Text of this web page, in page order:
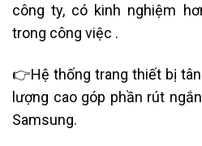
công ty, có kinh nghiệm
trong công việc .
👉Hệ thống trang thiết bị
lượng cao góp phần rút
Samsung.